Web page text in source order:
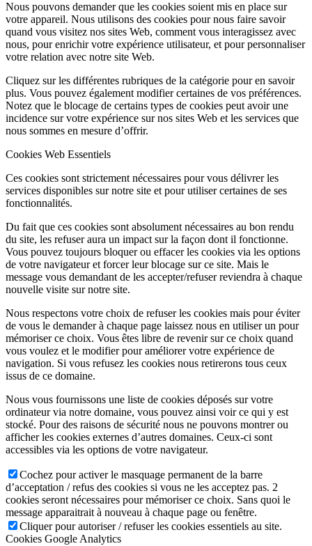
Nous pouvons demander que les cookies soient mis en place sur
votre appareil. Nous utilisons des cookies pour nous faire savoir
quand vous visitez nos sites Web, comment vous interagissez avec
nous, pour enrichir votre expérience utilisateur, et pour personnaliser
votre relation avec notre site Web.
Cliquez sur les différentes rubriques de la catégorie pour en savoir
plus. Vous pouvez également modifier certaines de vos préférences.
Notez que le blocage de certains types de cookies peut avoir une
incidence sur votre expérience sur nos sites Web et les services que
nous sommes en mesure d’offrir.
Cookies Web Essentiels
Ces cookies sont strictement nécessaires pour vous délivrer les
services disponibles sur notre site et pour utiliser certaines de ses
fonctionnalités.
Du fait que ces cookies sont absolument nécessaires au bon rendu
du site, les refuser aura un impact sur la façon dont il fonctionne.
Vous pouvez toujours bloquer ou effacer les cookies via les options
de votre navigateur et forcer leur blocage sur ce site. Mais le
message vous demandant de les accepter/refuser reviendra à chaque
nouvelle visite sur notre site.
Nous respectons votre choix de refuser les cookies mais pour éviter
de vous le demander à chaque page laissez nous en utiliser un pour
mémoriser ce choix. Vous êtes libre de revenir sur ce choix quand
vous voulez et le modifier pour améliorer votre expérience de
navigation. Si vous refusez les cookies nous retirerons tous ceux
issus de ce domaine.
Nous vous fournissons une liste de cookies déposés sur votre
ordinateur via notre domaine, vous pouvez ainsi voir ce qui y est
stocké. Pour des raisons de sécurité nous ne pouvons montrer ou
afficher les cookies externes d’autres domaines. Ceux-ci sont
accessibles via les options de votre navigateur.
Cochez pour activer le masquage permanent de la barre
d’acceptation / refus des cookies si vous ne les acceptez pas. 2
cookies seront nécessaires pour mémoriser ce choix. Sans quoi le
message apparaitrait à nouveau à chaque page ou fenêtre.
Cliquer pour autoriser / refuser les cookies essentiels au site.
Cookies Google Analytics